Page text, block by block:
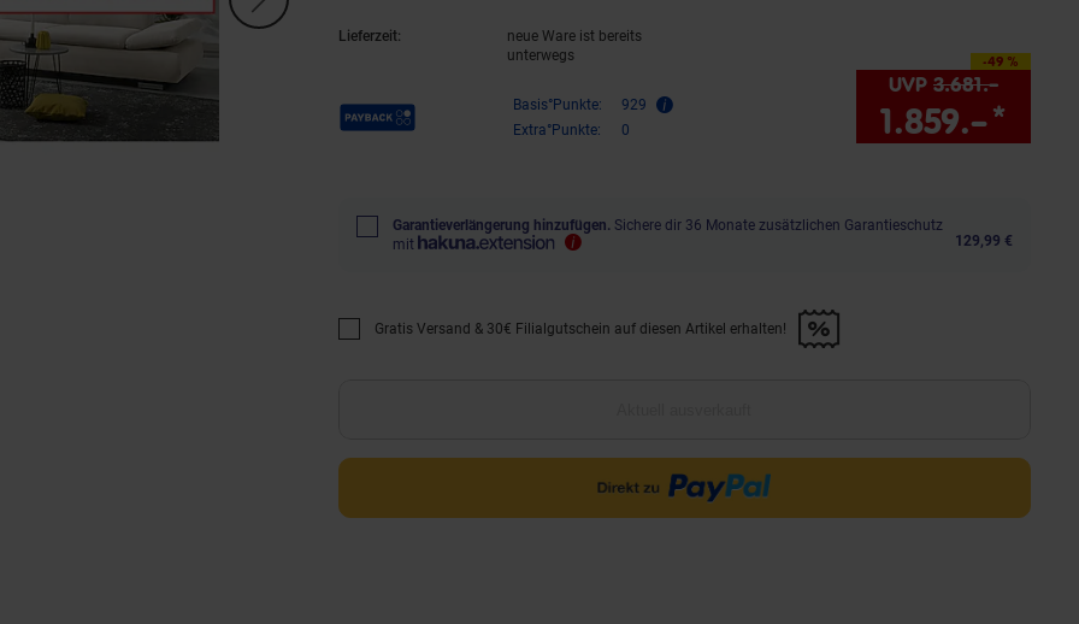
Lieferzeit:
neue Ware ist bereits
unterwegs
Payback Punkte Basis°Punkte:
929
Extra°Punkte:
0
-49 %
Sie Sparen 49 Prozent,
UVP 3.681.–
1.859.–*
Garantieverlängerung hinzufügen. Sichere dir 36 Monate zusätzlichen Garantieschutz
mit
129,99 €
Promotion "Gratis Versand &amp; 30€ Filialgutschein auf diesen Artikel erhalten!" anwenden
Gratis Versand & 30€ Filialgutschein auf diesen Artikel erhalten!